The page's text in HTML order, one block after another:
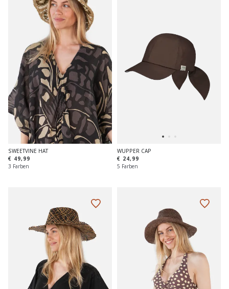
SWEETVINE HAT
€ 49,99
3 Farben
WUPPER CAP
€ 24,99
5 Farben